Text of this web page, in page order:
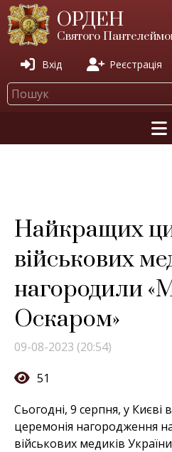
ОРДЕН
Святого
Вхід Реєстрація
Найкращих
військових
нагородили
Оскаром»
09-08-2023 (20:54)
51
Сьогодні, 9 серпня, у Києві
церемонія нагородження
військових медиків